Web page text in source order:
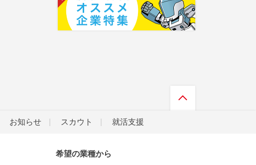
お知らせ スカウト 就活支援
希望の業種から